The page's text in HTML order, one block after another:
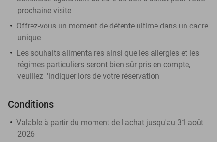
prochaine visite
Offrez-vous un moment de détente ultime dans un cadre
unique
Les souhaits alimentaires ainsi que les allergies et les
régimes particuliers seront bien sûr pris en compte,
veuillez l'indiquer lors de votre réservation
Conditions
Valable à partir du moment de l'achat jusqu'au 31 août
2026